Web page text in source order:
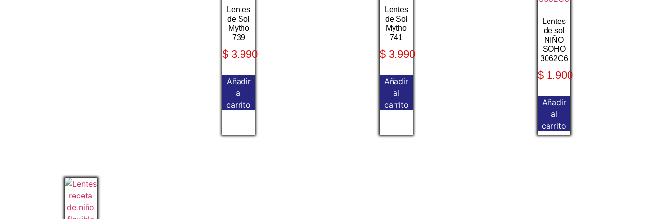
Lentes
de Sol
Mytho
739
$3.990
Añadir
al
carrito
Lentes
de Sol
Mytho
741
$ 3.990
Añadir
al
carrito
Lentes
de sol
NIÑO
SOHO
3062C6
$ 1.900
Añadir
al
carrito